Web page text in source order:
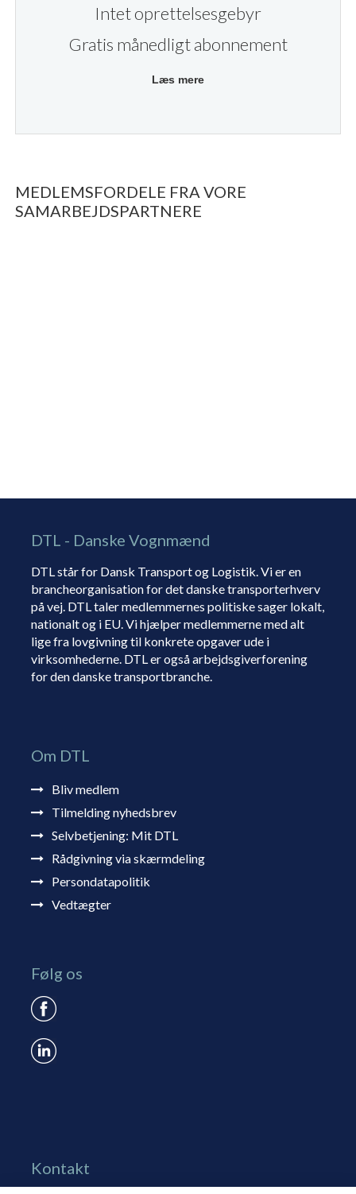
Intet oprettelsesgebyr
Gratis månedligt abonnement
Læs mere
MEDLEMSFORDELE FRA VORE
SAMARBEJDSPARTNERE
DTL - Danske Vognmænd
DTL står for Dansk Transport og Logistik. Vi er en
brancheorganisation for det danske transporterhverv
på vej. DTL taler medlemmernes politiske sager lokalt,
nationalt og i EU. Vi hjælper medlemmerne med alt
lige fra lovgivning til konkrete opgaver ude i
virksomhederne. DTL er også arbejdsgiverforening
for den danske transportbranche.
Om DTL
Bliv medlem
Tilmelding nyhedsbrev
Selvbetjening: Mit DTL
Rådgivning via skærmdeling
Persondatapolitik
Vedtægter
Følg os
Kontakt